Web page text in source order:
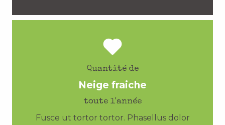
Quantité de
Neige fraiche
toute l'année
Fusce ut tortor tortor. Phasellus dolor